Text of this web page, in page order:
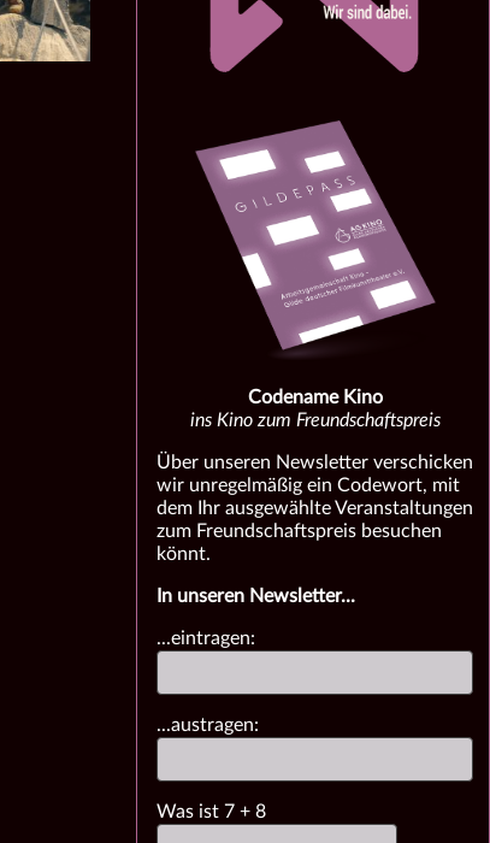
Codename Kino
ins Kino zum Freundschaftspreis
Über unseren Newsletter verschicken
wir unregelmäßig ein Codewort, mit
dem Ihr ausgewählte Veranstaltungen
zum Freundschaftspreis besuchen
könnt.
In unseren Newsletter...
...eintragen:
...austragen:
Was ist 7 + 8